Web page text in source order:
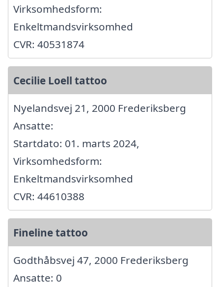
Virksomhedsform:
Enkeltmandsvirksomhed
CVR: 40531874
Cecilie Loell tattoo
Nyelandsvej 21, 2000 Frederiksberg
Ansatte:
Startdato: 01. marts 2024,
Virksomhedsform:
Enkeltmandsvirksomhed
CVR: 44610388
Fineline tattoo
Godthåbsvej 47, 2000 Frederiksberg
Ansatte: 0